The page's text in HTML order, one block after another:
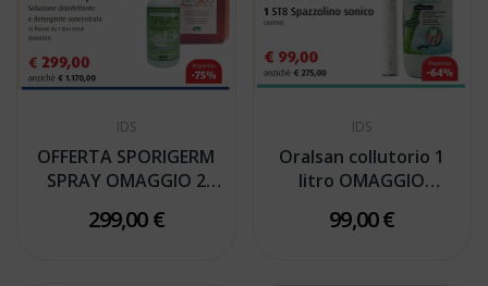
IDS
OFFERTA SPORIGERM
SPRAY OMAGGIO 2
299,00 €
IDS
Oralsan collutorio 1
litro OMAGGIO
99,00 €